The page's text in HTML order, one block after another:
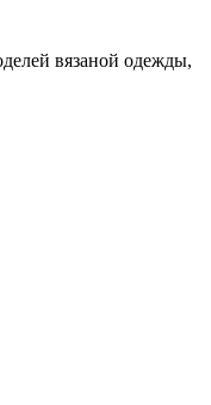
вязаной одежды,